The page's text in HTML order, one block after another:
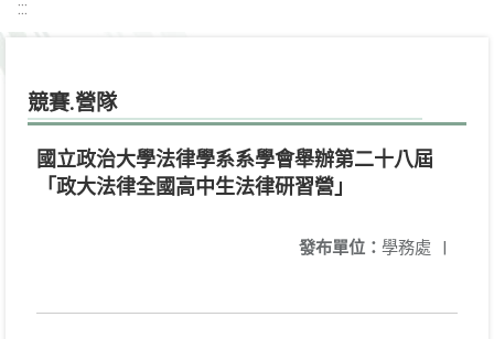
:::
競賽.營隊
國立政治大學法律學系系學會舉辦第二十八屆
「政大法律全國高中生法律研習營」
發布單位： 學務處 |